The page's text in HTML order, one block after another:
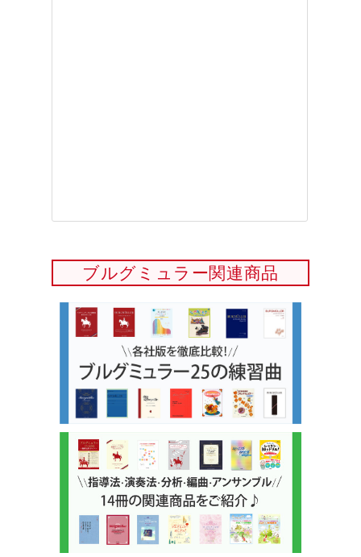
ブルグミュラー関連商品